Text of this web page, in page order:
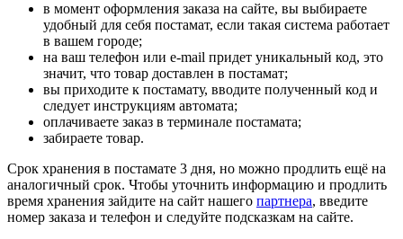
в момент оформления заказа на сайте, вы выбираете
удобный для себя постамат, если такая система работает
в вашем городе;
на ваш телефон или e-mail придет уникальный код, это
значит, что товар доставлен в постамат;
вы приходите к постамату, вводите полученный код и
следует инструкциям автомата;
оплачиваете заказ в терминале постамата;
забираете товар.
Срок хранения в постамате 3 дня, но можно продлить ещё на
аналогичный срок. Чтобы уточнить информацию и продлить
время хранения зайдите на сайт нашего партнера, введите
номер заказа и телефон и следуйте подсказкам на сайте.